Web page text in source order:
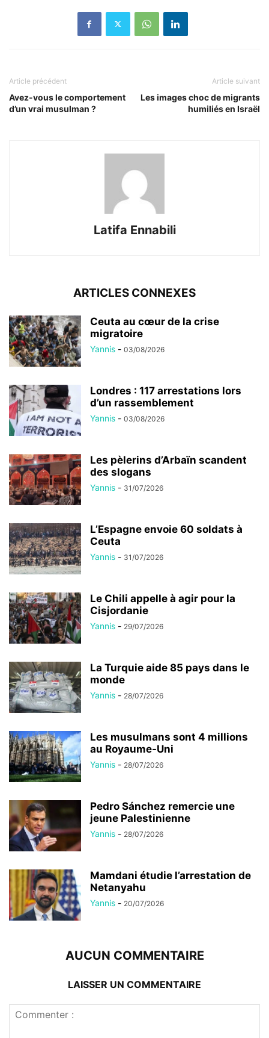
Article précédent
Avez-vous le comportement
d’un vrai musulman ?
Article suivant
Les images choc de migrants
humiliés en Israël
Latifa Ennabili
ARTICLES CONNEXES
Ceuta au cœur de la crise
migratoire
Yannis - 03/08/2026
Londres : 117 arrestations lors
d’un rassemblement
Yannis - 03/08/2026
Les pèlerins d’Arbaïn scandent
des slogans
Yannis - 31/07/2026
L’Espagne envoie 60 soldats à
Ceuta
Yannis - 31/07/2026
Le Chili appelle à agir pour la
Cisjordanie
Yannis - 29/07/2026
La Turquie aide 85 pays dans le
monde
Yannis - 28/07/2026
Les musulmans sont 4 millions
au Royaume-Uni
Yannis - 28/07/2026
Pedro Sánchez remercie une
jeune Palestinienne
Yannis - 28/07/2026
Mamdani étudie l’arrestation de
Netanyahu
Yannis - 20/07/2026
AUCUN COMMENTAIRE
LAISSER UN COMMENTAIRE